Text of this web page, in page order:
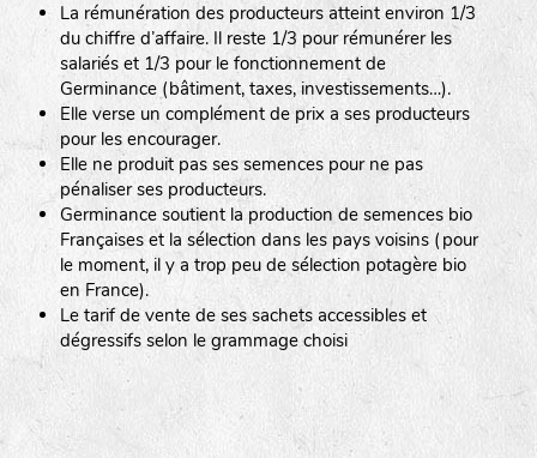
La rémunération des producteurs atteint environ 1/3
du chiffre d’affaire. Il reste 1/3 pour rémunérer les
salariés et 1/3 pour le fonctionnement de
Germinance (bâtiment, taxes, investissements…).
Elle verse un complément de prix a ses producteurs
pour les encourager.
Elle ne produit pas ses semences pour ne pas
pénaliser ses producteurs.
Germinance soutient la production de semences bio
Françaises et la sélection dans les pays voisins (pour
le moment, il y a trop peu de sélection potagère bio
en France).
Le tarif de vente de ses sachets accessibles et
dégressifs selon le grammage choisi